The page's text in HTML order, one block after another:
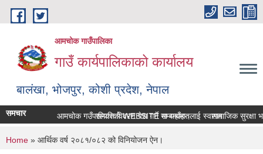
Skip to main content
आमचोक गाउँपालिका
गाउँ कार्यपालिकाको कार्यालय
बालंखा, भोजपुर, कोशी प्रदेश, नेपाल
आमचोक गउँपालिकाको WEBSITE मा यहाँहरुलाई स्वागत छ ।
समचार सम्पत्ति विवरण पेश गर्ने सम्बन्धमा। सामाजिक सुरक्षा
You are here
Home » आर्थिक वर्ष २०८१/०८२ को विनियोजन ऐन।